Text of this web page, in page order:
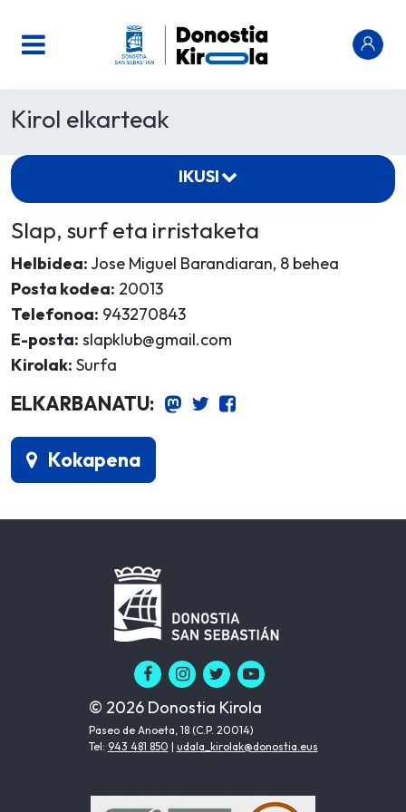
Kirol elkarteak
Slap, surf eta irristaketa
Helbidea:Jose Miguel Barandiaran, 8 behea
Posta kodea: 20013
Telefonoa: 943270843
E-posta: slapklub@gmail.com
Kirolak: Surfa
ELKARBANATU:
Kokapena
IKUSI
© 2026 Donostia Kirola
Paseo de Anoeta, 18 (C.P. 20014)
Tel: 943 481 850 | udala_kirolak@donostia.eus